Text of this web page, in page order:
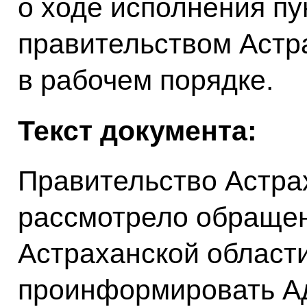
о ходе исполнения
правительством
в рабочем порядке.
Текст документа:
Правительство
рассмотрело
Астраханской
проинформировать